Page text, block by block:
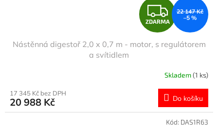
Z
D
A
R
M
A
ZDARMA
22 147 Kč
–5 %
Nástěnná digestoř 2,0 x 0,7 m - motor, s regulátorem
a svítidlem
Skladem(1 ks)
17 345 Kč bez DPH
20 988 Kč Do košíku
Kód: DAS1R63